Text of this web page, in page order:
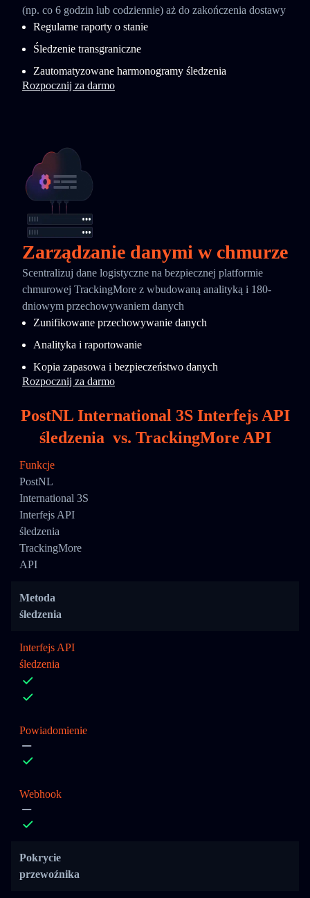
(np. co 6 godzin lub codziennie) aż do zakończenia dostawy
Regularne raporty o stanie
Śledzenie transgraniczne
Zautomatyzowane harmonogramy śledzenia
Rozpocznij za darmo
Zarządzanie danymi w chmurze
Scentralizuj dane logistyczne na bezpiecznej platformie
chmurowej TrackingMore z wbudowaną analityką i 180-
dniowym przechowywaniem danych
Zunifikowane przechowywanie danych
Analityka i raportowanie
Kopia zapasowa i bezpieczeństwo danych
Rozpocznij za darmo
PostNL International 3S Interfejs API
śledzenia vs. TrackingMore API
Funkcje
PostNL
International 3S
Interfejs API
śledzenia
TrackingMore
API
Metoda
śledzenia
Interfejs API
śledzenia
Powiadomienie
Webhook
Pokrycie
przewoźnika